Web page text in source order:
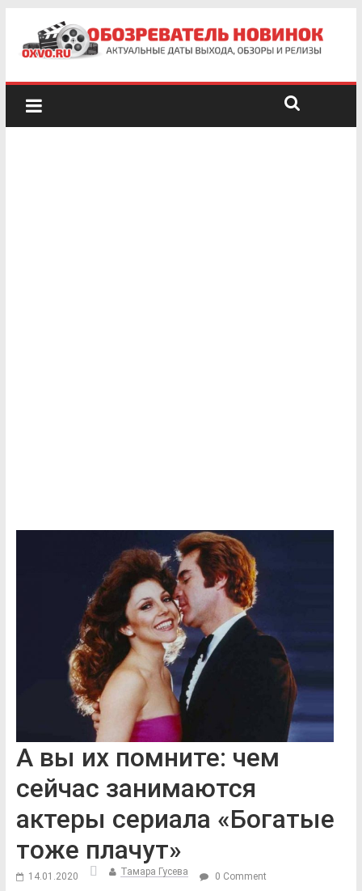
А вы их помните: чем
сейчас занимаются
актеры сериала «Богатые
тоже плачут»
14.01.2020 Тамара Гусева 0 Comment